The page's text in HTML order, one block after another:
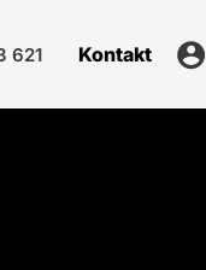
621 Kontakt